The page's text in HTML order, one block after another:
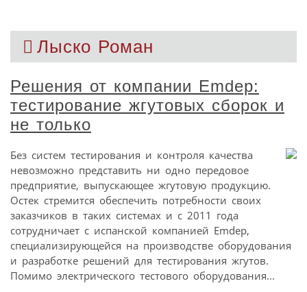
Лыско Роман
Решения от компании Emdep:
тестирование жгутовых сборок и
не только
Без систем тестирования и контроля качества
невозможно представить ни одно передовое
предприятие, выпускающее жгутовую продукцию.
Остек стремится обеспечить потребности своих
заказчиков в таких системах и с 2011 года
сотрудничает с испанской компанией Emdep,
специализирующейся на производстве оборудования
и разработке решений для тестирования жгутов.
Помимо электрического тестового оборудования...